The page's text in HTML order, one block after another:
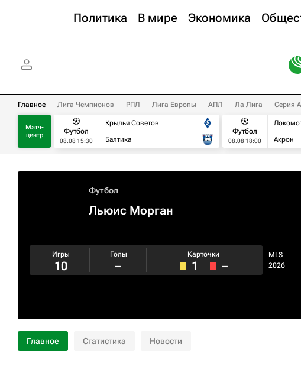
Политика В мире Экономика
Главное Лига Чемпионов РПЛ Лига Европы АПЛ Ла Лига Серия А
Матч-
центр
Футбол
08.08 15:30
Крылья Советов
Балтика
Футбол
08.08 18:00
Акрон
Футбол
Льюис Морган
MLS
2026
Игры
10
Голы
–
Карточки
1 –
Главное Статистика Новости